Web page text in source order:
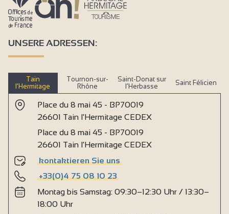
UNSERE ADRESSEN:
Tain
l’Hermitage
Tournon-sur-
Rhône
Saint-Donat sur
l’Herbasse
Saint Félicien
Place du 8 mai 45 - BP70019
26601 Tain l'Hermitage CEDEX
Place du 8 mai 45 - BP70019
26601 Tain l'Hermitage CEDEX
kontaktieren Sie uns
+33(0)4 75 08 10 23
Montag bis Samstag: 09:30–12:30 Uhr / 13:30–
18:00 Uhr